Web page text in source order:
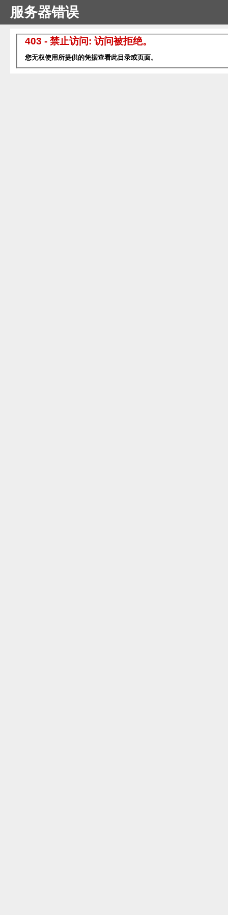
服务器错误
403 - 禁止访问: 访问被拒绝。
您无权使用所提供的凭据查看此目录或页面。